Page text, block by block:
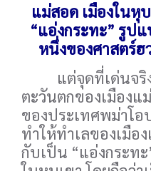
แม่สอด เมืองในหุ
“แอ่งกระทะ” รูป
หนึ่งของศาสตร์ฮ
แต่จุดที่เด่นจริง
ตะวันตกของเมืองแ
ของประเทศพม่าโอ
ทำให้ทำเลของเมื
กับเป็น “แอ่งกระท